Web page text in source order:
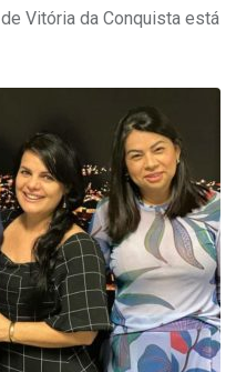
Vitória da Conquista está